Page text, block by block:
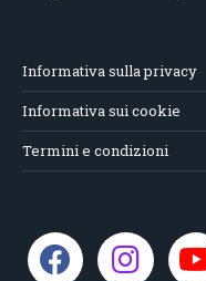
Informativa sulla privacy
Informativa sui cookie
Termini e condizioni